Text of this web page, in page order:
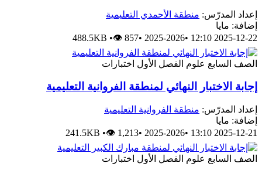
إعداد المدرّس: منطقة الأحمدي التعليمية
إضافة: مايا
2025-12-22 12:10
•
2025-2026
•
488.5KB •👁 857
الصف السابع علوم الفصل الأول اختبارات
إجابة الاختبار النهائي لمنطقة الفروانية التعليمية
إعداد المدرّس: منطقة الفروانية التعليمية
إضافة: مايا
2025-12-21 13:10
•
2025-2026
•
241.5KB •👁 1,213
الصف السابع علوم الفصل الأول اختبارات